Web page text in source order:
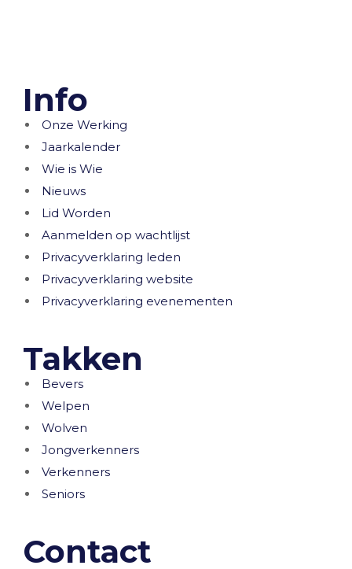
Info
Onze Werking
Jaarkalender
Wie is Wie
Nieuws
Lid Worden
Aanmelden op wachtlijst
Privacyverklaring leden
Privacyverklaring website
Privacyverklaring evenementen
Takken
Bevers
Welpen
Wolven
Jongverkenners
Verkenners
Seniors
Contact